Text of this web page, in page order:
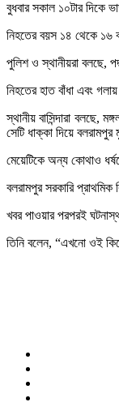
বুধবার সকাল ১০টার দিকে
নিহতের বয়স ১৪ থেকে ১৬
পুলিশ ও স্থানীয়রা বলছে,
নিহতের হাত বাঁধা এবং
স্থানীয় বাসিন্দারা বলছে,
সেটি ধাক্কা দিয়ে
মেয়েটিকে অন্য কোথাও
বলরামপুর সরকারি
খবর পাওয়ার পরপরই
তিনি বলেন, “এখনো ওই